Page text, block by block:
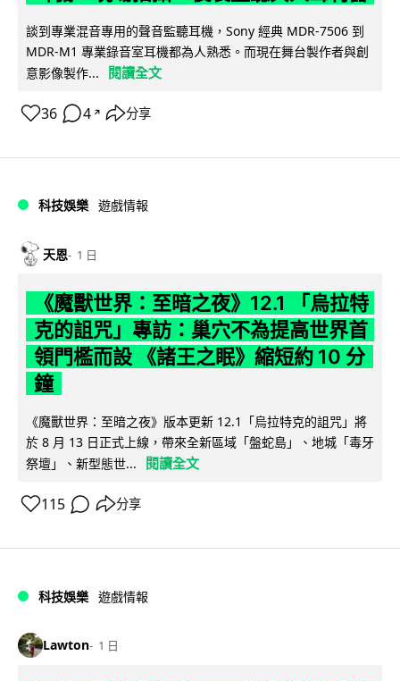
談到專業混音專用的聲音監聽耳機，Sony 經典 MDR-7506 到
MDR-M1 專業錄音室耳機都為人熟悉。而現在舞台製作者與創
意影像製作...
閱讀全文
36 4 ↗ 分享
科技娛樂 遊戲情報
天恩 1 日
《魔獸世界：至暗之夜》12.1 「烏拉特
克的詛咒」專訪：巢穴不為提高世界首
領門檻而設 《諸王之眠》縮短約 10 分
鐘
《魔獸世界：至暗之夜》版本更新 12.1「烏拉特克的詛咒」將
於 8 月 13 日正式上線，帶來全新區域「盤蛇島」、地城「毒牙
祭壇」、新型態世...
閱讀全文
115 分享
科技娛樂 遊戲情報
Lawton 1 日